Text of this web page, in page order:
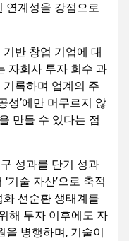
연계성을 강점으로
반 창업 기업에 대
자회사 투자 회수 과
록하며 업계의 주
성’에만 머무르지 않
만들 수 있다는 점
성과를 단기 성과
기술 자산’으로 축적
선순환 생태계를
해 투자 이후에도 자
을 병행하며, 기술이